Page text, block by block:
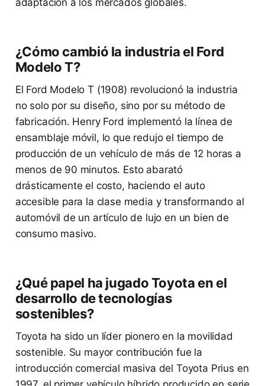
¿Cómo cambió la industria el Ford
Modelo T?
El Ford Modelo T (1908) revolucionó la industria
no solo por su diseño, sino por su método de
fabricación. Henry Ford implementó la línea de
ensamblaje móvil, lo que redujo el tiempo de
producción de un vehículo de más de 12 horas a
menos de 90 minutos. Esto abarató
drásticamente el costo, haciendo el auto
accesible para la clase media y transformando al
automóvil de un artículo de lujo en un bien de
consumo masivo.
¿Qué papel ha jugado Toyota en el
desarrollo de tecnologías
sostenibles?
Toyota ha sido un líder pionero en la movilidad
sostenible. Su mayor contribución fue la
introducción comercial masiva del Toyota Prius en